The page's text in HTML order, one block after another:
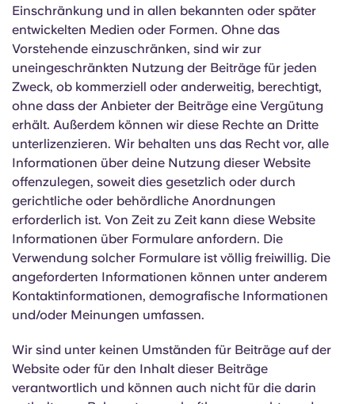
Einschränkung und in allen bekannten oder später
entwickelten Medien oder Formen. Ohne das
Vorstehende einzuschränken, sind wir zur
uneingeschränkten Nutzung der Beiträge für jeden
Zweck, ob kommerziell oder anderweitig, berechtigt,
ohne dass der Anbieter der Beiträge eine Vergütung
erhält. Außerdem können wir diese Rechte an Dritte
unterlizenzieren. Wir behalten uns das Recht vor, alle
Informationen über deine Nutzung dieser Website
offenzulegen, soweit dies gesetzlich oder durch
gerichtliche oder behördliche Anordnungen
erforderlich ist. Von Zeit zu Zeit kann diese Website
Informationen über Formulare anfordern. Die
Verwendung solcher Formulare ist völlig freiwillig. Die
angeforderten Informationen können unter anderem
Kontaktinformationen, demografische Informationen
und/oder Meinungen umfassen.
Wir sind unter keinen Umständen für Beiträge auf der
Website oder für den Inhalt dieser Beiträge
verantwortlich und können auch nicht für die darin